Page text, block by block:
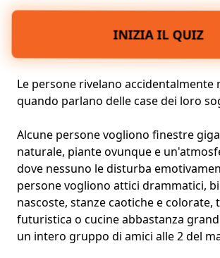
INIZIA IL QUIZ
Le persone rivelano accidentalmente
quando parlano delle case dei loro
Alcune persone vogliono finestre
naturale, piante ovunque e
dove nessuno le disturba
persone vogliono attici drammatici,
nascoste, stanze caotiche e colorate,
futuristica o cucine abbastanza
un intero gruppo di amici alle 2 del